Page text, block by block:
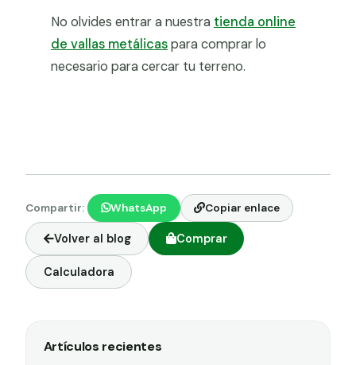
No olvides entrar a nuestra tienda online
de vallas metálicaspara comprar lo
necesario para cercar tu terreno.
Compartir: WhatsApp Copiar enlace
Volver al blog Comprar
Calculadora
Artículos recientes